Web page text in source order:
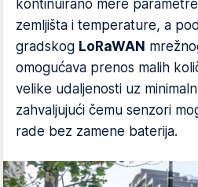
kontinuirano mere
zemljišta i temperature, a
gradskog LoRaWAN
omogućava prenos malih
velike udaljenosti uz
zahvaljujući čemu senzori
rade bez zamene baterija.